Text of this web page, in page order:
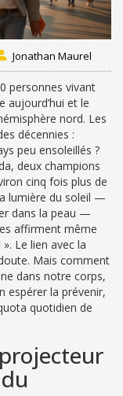
Jonathan Maurel
personnes vivant
aujourd’hui et le
nord. Les
décennies :
peu ensoleillés ?
deux champions
cinq fois plus de
lumière du soleil —
dans la peau —
affirment même
Le lien avec la
Mais comment
dans notre corps,
espérer la prévenir,
quotidien de